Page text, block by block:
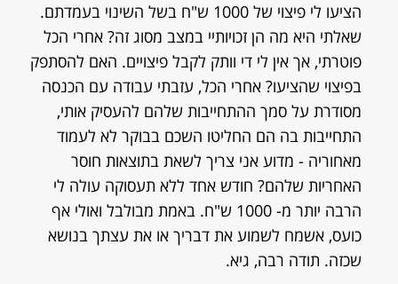
הציעו לי פיצוי של 1000 ש"ח בשל השינוי בעמדתם.
שאלתי היא מה הן זכויותיי במצב מסוג זה? אחרי הכל
פוטרתי, אך אין לי די וותק לקבל פיצויים. האם להסתפק
בפיצוי שהציעו? אחרי הכל, עזבתי עבודה עם הכנסה
מסודרת על סמך ההתחייבות שלהם להעסיק אותי,
התחייבות בה הם החליטו השכם בבוקר לא לעמוד
מאחוריה - מדוע אני צריך לשאת בתוצאות חוסר
האחריות שלהם? חודש אחד ללא תעסוקה עולה לי
הרבה יותר מ- 1000 ש"ח. באמת מבולבל ואולי אף
כועס, אשמח לשמוע את דבריך או את עצתך בנושא
שכזה. תודה רבה, גיא.